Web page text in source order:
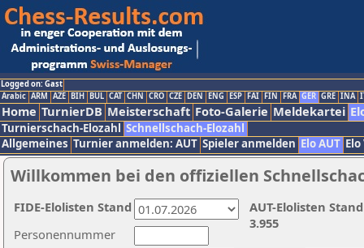
Logged on: Gast
Arabic ARM AZE BIH BUL CAT CHN CRO CZE DEN ENG ESP FAI FIN FRA GER GRE INA
Home TurnierDB Meisterschaft Foto-Galerie Meldekartei
Turnierschach-Elozahl Schnellschach-Elozahl
Allgemeines Turnier anmelden: AUT Spieler anmelden Elo AUT
Willkommen bei den offiziellen
Personennummer
AUT-Elolisten
3.955
FIDE-Elolisten Stand